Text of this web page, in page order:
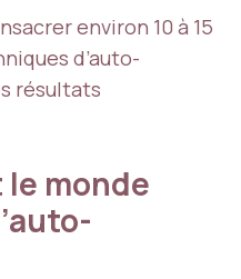
environ 10 à 15
d’auto-
résultats
monde